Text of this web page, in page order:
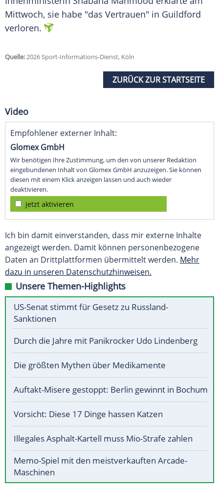
Mittwoch, sie habe "das Vertrauen" in Guildford
verloren.
Quelle:2026 Sport-Informations-Dienst, Köln
ZURÜCK ZUR STARTSEITE
Video
Empfohlener externer Inhalt:
Glomex GmbH
Wir benötigen Ihre Zustimmung, um den von unserer Redaktion
eingebundenen Inhalt von Glomex GmbH anzuzeigen. Sie können
diesen mit einem Klick anzeigen lassen und auch wieder
deaktivieren.
jetzt aktivieren
Ich bin damit einverstanden, dass mir externe Inhalte
angezeigt werden. Damit können personenbezogene
Daten an Drittplattformen übermittelt werden. Mehr
dazu in unseren Datenschutzhinweisen.
Unsere Themen-Highlights
US-Senat stimmt für Gesetz zu Russland-
Sanktionen
Durch die Jahre mit Panikrocker Udo Lindenberg
Die größten Mythen über Medikamente
Auftakt-Misere gestoppt: Berlin gewinnt in Bochum
Vorsicht: Diese 17 Dinge hassen Katzen
Illegales Asphalt-Kartell muss Mio-Strafe zahlen
Memo-Spiel mit den meistverkauften Arcade-
Maschinen